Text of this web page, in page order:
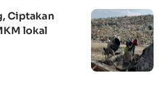
Ciptakan
lokal